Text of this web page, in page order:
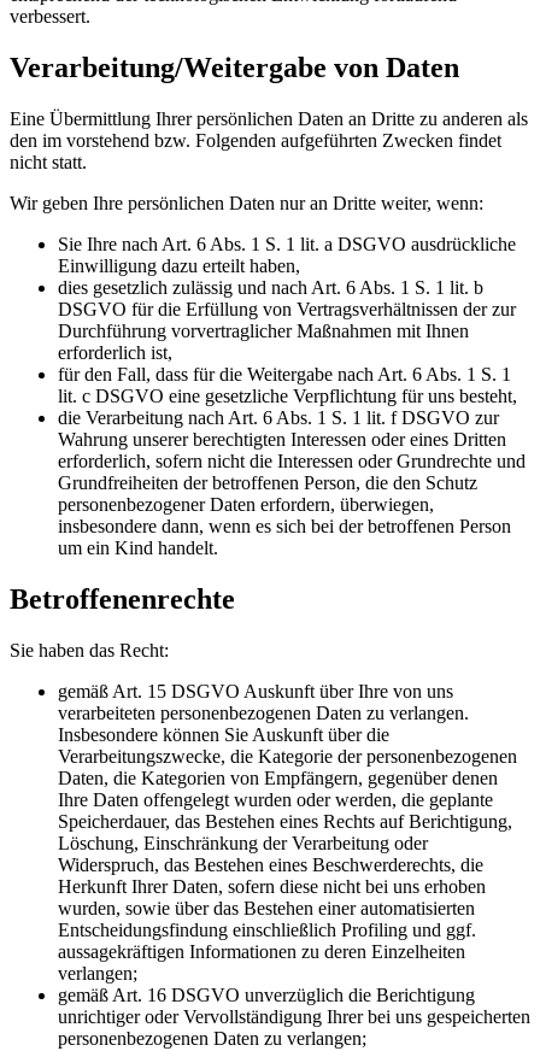
verbessert.
Verarbeitung/Weitergabe von Daten
Eine Übermittlung Ihrer persönlichen Daten an Dritte zu anderen als
den im vorstehend bzw. Folgenden aufgeführten Zwecken findet
nicht statt.
Wir geben Ihre persönlichen Daten nur an Dritte weiter, wenn:
Sie Ihre nach Art. 6 Abs. 1 S. 1 lit. a DSGVO ausdrückliche
Einwilligung dazu erteilt haben,
dies gesetzlich zulässig und nach Art. 6 Abs. 1 S. 1 lit. b
DSGVO für die Erfüllung von Vertragsverhältnissen der zur
Durchführung vorvertraglicher Maßnahmen mit Ihnen
erforderlich ist,
für den Fall, dass für die Weitergabe nach Art. 6 Abs. 1 S. 1
lit. c DSGVO eine gesetzliche Verpflichtung für uns besteht,
die Verarbeitung nach Art. 6 Abs. 1 S. 1 lit. f DSGVO zur
Wahrung unserer berechtigten Interessen oder eines Dritten
erforderlich, sofern nicht die Interessen oder Grundrechte und
Grundfreiheiten der betroffenen Person, die den Schutz
personenbezogener Daten erfordern, überwiegen,
insbesondere dann, wenn es sich bei der betroffenen Person
um ein Kind handelt.
Betroffenenrechte
Sie haben das Recht:
gemäß Art. 15 DSGVO Auskunft über Ihre von uns
verarbeiteten personenbezogenen Daten zu verlangen.
Insbesondere können Sie Auskunft über die
Verarbeitungszwecke, die Kategorie der personenbezogenen
Daten, die Kategorien von Empfängern, gegenüber denen
Ihre Daten offengelegt wurden oder werden, die geplante
Speicherdauer, das Bestehen eines Rechts auf Berichtigung,
Löschung, Einschränkung der Verarbeitung oder
Widerspruch, das Bestehen eines Beschwerderechts, die
Herkunft Ihrer Daten, sofern diese nicht bei uns erhoben
wurden, sowie über das Bestehen einer automatisierten
Entscheidungsfindung einschließlich Profiling und ggf.
aussagekräftigen Informationen zu deren Einzelheiten
verlangen;
gemäß Art. 16 DSGVO unverzüglich die Berichtigung
unrichtiger oder Vervollständigung Ihrer bei uns gespeicherten
personenbezogenen Daten zu verlangen;